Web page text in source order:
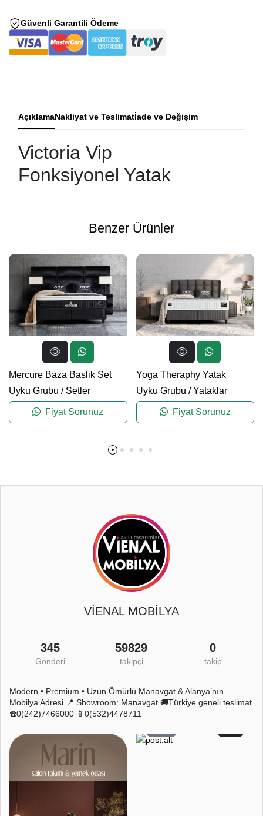
Güvenli Garantili Ödeme
AçıklamaNakliyat ve Teslimatİade ve Değişim
Victoria Vip
Fonksiyonel Yatak
Benzer Ürünler
Mercure Baza Baslik Set
Uyku Grubu / Setler
Fiyat Sorunuz
Yoga Theraphy Yatak
Uyku Grubu /Yataklar
Fiyat Sorunuz
VİENAL MOBİLYA
345
Gönderi
59829
takipçi
0
takip
Modern • Premium • Uzun Ömürlü Manavgat & Alanya’nın
Mobilya Adresi 📍 Showroom: Manavgat 🚚Türkiye geneli teslimat
☎️0(242)7466000 📱0(532)4478711